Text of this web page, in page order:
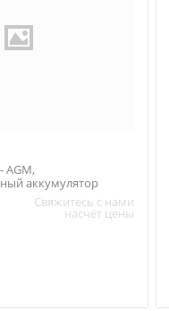
AGM,
аккумулятор
Свяжитесь с нами
насчёт цены